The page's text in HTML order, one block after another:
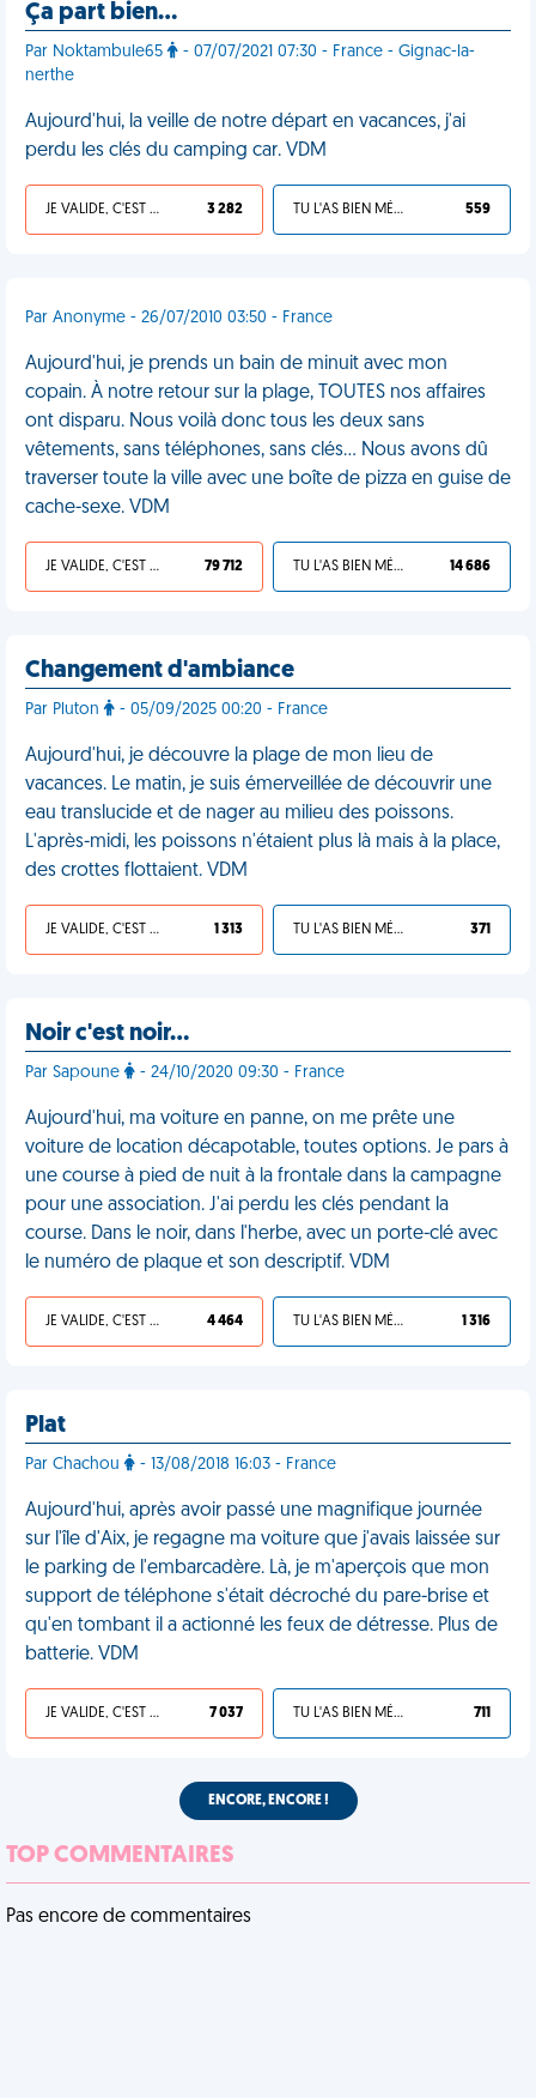
Ça part bien…
Par Noktambule65
- 07/07/2021 07:30 - France - Gignac-la-
nerthe
Aujourd'hui, la veille de notre départ en vacances, j'ai
perdu les clés du camping car. VDM
JE VALIDE, C'EST UNE VDM 3 282 TU L'AS BIEN MÉRITÉ 559
Par Anonyme - 26/07/2010 03:50 - France
Aujourd'hui, je prends un bain de minuit avec mon
copain. À notre retour sur la plage, TOUTES nos affaires
ont disparu. Nous voilà donc tous les deux sans
vêtements, sans téléphones, sans clés... Nous avons dû
traverser toute la ville avec une boîte de pizza en guise de
cache-sexe. VDM
JE VALIDE, C'EST UNE VDM 79 712 TU L'AS BIEN MÉRITÉ 14 686
Changement d'ambiance
Par Pluton - 05/09/2025 00:20 - France
Aujourd'hui, je découvre la plage de mon lieu de
vacances. Le matin, je suis émerveillée de découvrir une
eau translucide et de nager au milieu des poissons.
L'après-midi, les poissons n'étaient plus là mais à la place,
des crottes flottaient. VDM
JE VALIDE, C'EST UNE VDM 1 313 TU L'AS BIEN MÉRITÉ 371
Noir c'est noir…
Par Sapoune - 24/10/2020 09:30 - France
Aujourd'hui, ma voiture en panne, on me prête une
voiture de location décapotable, toutes options. Je pars à
une course à pied de nuit à la frontale dans la campagne
pour une association. J'ai perdu les clés pendant la
course. Dans le noir, dans l'herbe, avec un porte-clé avec
le numéro de plaque et son descriptif. VDM
JE VALIDE, C'EST UNE VDM 4 464 TU L'AS BIEN MÉRITÉ 1 316
Plat
Par Chachou - 13/08/2018 16:03 - France
Aujourd'hui, après avoir passé une magnifique journée
sur l'île d'Aix, je regagne ma voiture que j'avais laissée sur
le parking de l'embarcadère. Là, je m'aperçois que mon
support de téléphone s'était décroché du pare-brise et
qu'en tombant il a actionné les feux de détresse. Plus de
batterie. VDM
JE VALIDE, C'EST UNE VDM 7 037 TU L'AS BIEN MÉRITÉ 711
ENCORE, ENCORE !
TOP COMMENTAIRES
Pas encore de commentaires